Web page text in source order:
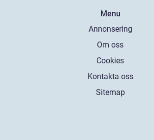
Menu
Annonsering
Om oss
Cookies
Kontakta oss
Sitemap